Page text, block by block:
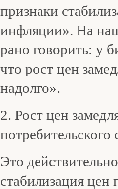
признаки
инфляции». На
рано говорить: у
что рост цен
надолго».
2. Рост цен
потребительского
Это
стабилизация цен